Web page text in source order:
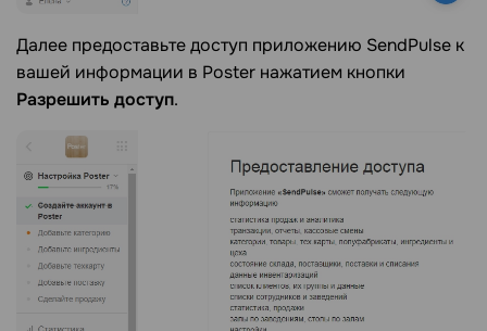
Далее предоставьте доступ приложению SendPulse к
вашей информации в Poster нажатием кнопки
Разрешить доступ.